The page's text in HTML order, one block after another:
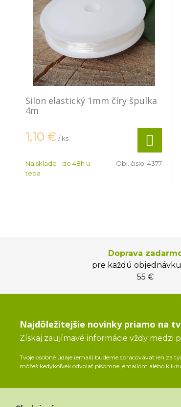
Silon elastický 1mm číry špulka
4m
1,10 € / ks
Na sklade - do 48h u
teba
Obj. čislo: 4377
Doprava
pre každú
55 €
Najdôležitejšie novinky priamo na
Získaj zaujímavé informácie vždy medzi
Tvoje osobné údaje (email) budeme spracovávať len za
môžeš kedykoľvek odvolať písomne, emailom alebo